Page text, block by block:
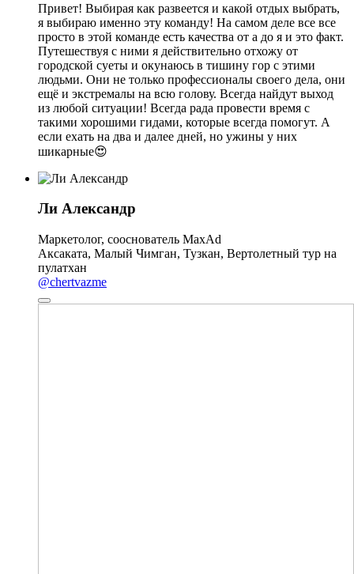
Привет! Выбирая как развеется и какой отдых выбрать,
я выбираю именно эту команду! На самом деле все все
просто в этой команде есть качества от а до я и это факт.
Путешествуя с ними я действительно отхожу от
городской суеты и окунаюсь в тишину гор с этими
людьми. Они не только профессионалы своего дела, они
ещё и экстремалы на всю голову. Всегда найдут выход
из любой ситуации! Всегда рада провести время с
такими хорошими гидами, которые всегда помогут. А
если ехать на два и далее дней, но ужины у них
шикарные😍
Ли Александр
Маркетолог, сооснователь MaxAd
Аксаката, Малый Чимган, Тузкан, Вертолетный тур на
пулатхан
@chertvazme